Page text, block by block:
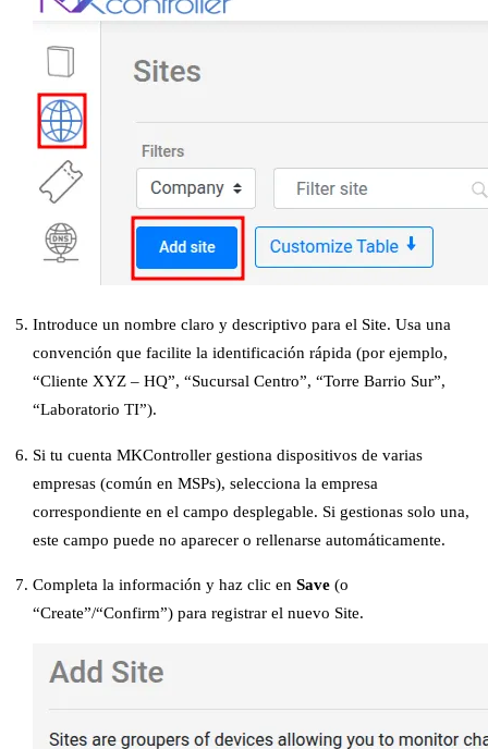
Introduce un nombre claro y descriptivo para el Site. Usa una
convención que facilite la identificación rápida (por ejemplo,
“Cliente XYZ – HQ”, “Sucursal Centro”, “Torre Barrio Sur”,
“Laboratorio TI”).
Si tu cuenta MKController gestiona dispositivos de varias
empresas (común en MSPs), selecciona la empresa
correspondiente en el campo desplegable. Si gestionas solo una,
este campo puede no aparecer o rellenarse automáticamente.
Completa la información y haz clic enSave (o
“Create”/“Confirm”) para registrar el nuevo Site.